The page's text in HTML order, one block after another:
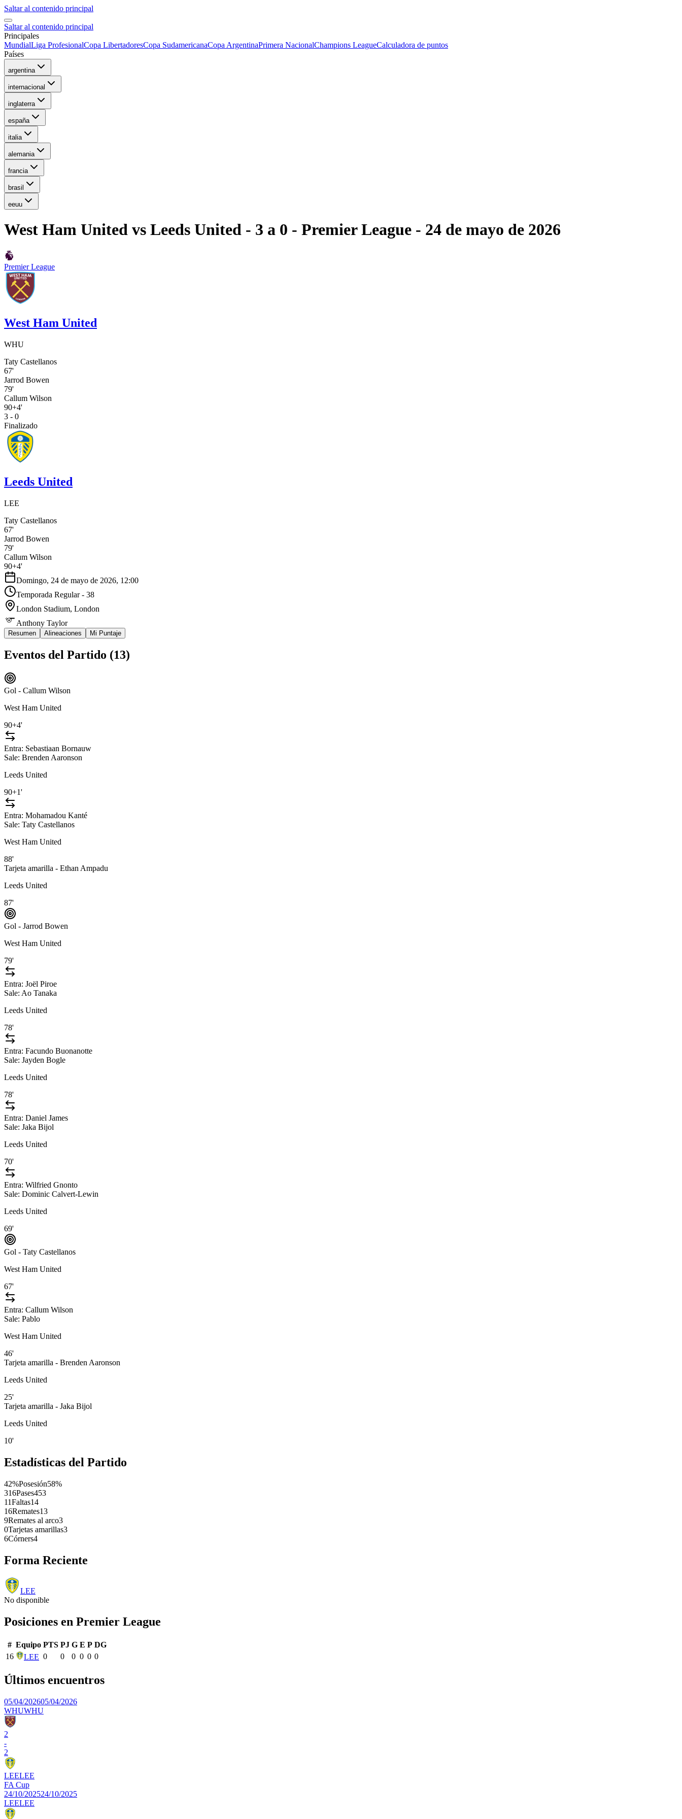
Saltar al contenido principal
Saltar al contenido principal
Principales
MundialLiga ProfesionalCopa LibertadoresCopa SudamericanaCopa ArgentinaPrimera NacionalChampions LeagueCalculadora de puntos
Países
argentina
internacional
inglaterra
españa
italia
alemania
francia
brasil
eeuu
West Ham United vs Leeds United - 3 a 0 - Premier League - 24 de mayo de 2026
Premier League
West Ham United
WHU
Taty Castellanos
67'
Jarrod Bowen
79'
Callum Wilson
90+4'
3 - 0
Finalizado
Leeds United
LEE
Taty Castellanos
67'
Jarrod Bowen
79'
Callum Wilson
90+4'
Domingo, 24 de mayo de 2026, 12:00
Temporada Regular - 38
London Stadium, London
Anthony Taylor
Resumen Alineaciones Mi Puntaje
Eventos del Partido (13)
Gol - Callum Wilson
West Ham United
90+4'
Entra: Sebastiaan Bornauw
Sale: Brenden Aaronson
Leeds United
90+1'
Entra: Mohamadou Kanté
Sale: Taty Castellanos
West Ham United
88'
Tarjeta amarilla - Ethan Ampadu
Leeds United
87'
Gol - Jarrod Bowen
West Ham United
79'
Entra: Joël Piroe
Sale: Ao Tanaka
Leeds United
78'
Entra: Facundo Buonanotte
Sale: Jayden Bogle
Leeds United
78'
Entra: Daniel James
Sale: Jaka Bijol
Leeds United
70'
Entra: Wilfried Gnonto
Sale: Dominic Calvert-Lewin
Leeds United
69'
Gol - Taty Castellanos
West Ham United
67'
Entra: Callum Wilson
Sale: Pablo
West Ham United
46'
Tarjeta amarilla - Brenden Aaronson
Leeds United
25'
Tarjeta amarilla - Jaka Bijol
Leeds United
10'
Estadísticas del Partido
42%Posesión58%
316Pases453
11Faltas14
16Remates13
9Remates al arco3
0Tarjetas amarillas3
6Córners4
Forma Reciente
LEE
No disponible
Posiciones en Premier League
# Equipo PTS PJ G E P DG
16
LEE 0 0 0 0 0 0
Últimos encuentros
05/04/202605/04/2026
WHUWHU
2
-
2
LEELEE
FA Cup
24/10/202524/10/2025
LEELEE